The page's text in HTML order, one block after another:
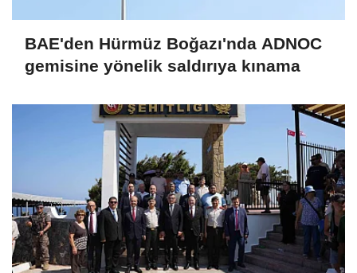
BAE'den Hürmüz Boğazı'nda ADNOC
gemisine yönelik saldırıya kınama